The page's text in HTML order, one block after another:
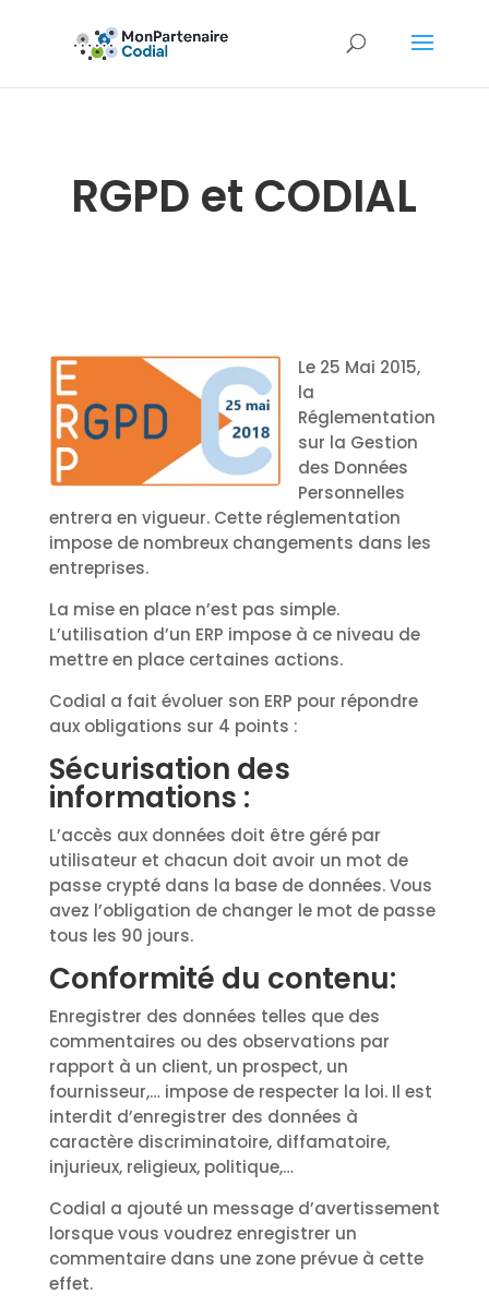
RGPD et CODIAL
Le 25 Mai 2015,
la
Réglementation
sur la Gestion
des Données
Personnelles
entrera en vigueur. Cette réglementation
impose de nombreux changements dans les
entreprises.
La mise en place n’est pas simple.
L’utilisation d’un ERP impose à ce niveau de
mettre en place certaines actions.
Codial a fait évoluer son ERP pour répondre
aux obligations sur 4 points :
Sécurisation des
informations :
L’accès aux données doit être géré par
utilisateur et chacun doit avoir un mot de
passe crypté dans la base de données. Vous
avez l’obligation de changer le mot de passe
tous les 90 jours.
Conformité du contenu:
Enregistrer des données telles que des
commentaires ou des observations par
rapport à un client, un prospect, un
fournisseur,… impose de respecter la loi. Il est
interdit d’enregistrer des données à
caractère discriminatoire, diffamatoire,
injurieux, religieux, politique,…
Codial a ajouté un message d’avertissement
lorsque vous voudrez enregistrer un
commentaire dans une zone prévue à cette
effet.